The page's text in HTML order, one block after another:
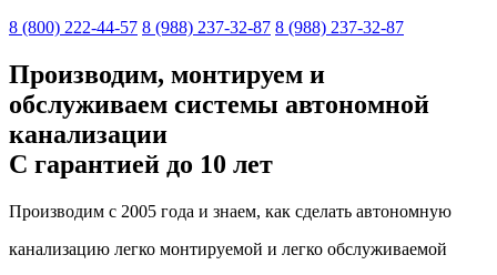
8 (800) 222-44-57 8 (988) 237-32-87 8 (988) 237-32-87
Производим, монтируем и
обслуживаем системы автономной
канализации
С гарантией до 10 лет
Производим с 2005 года и знаем, как сделать автономную
канализацию легко монтируемой и легко обслуживаемой